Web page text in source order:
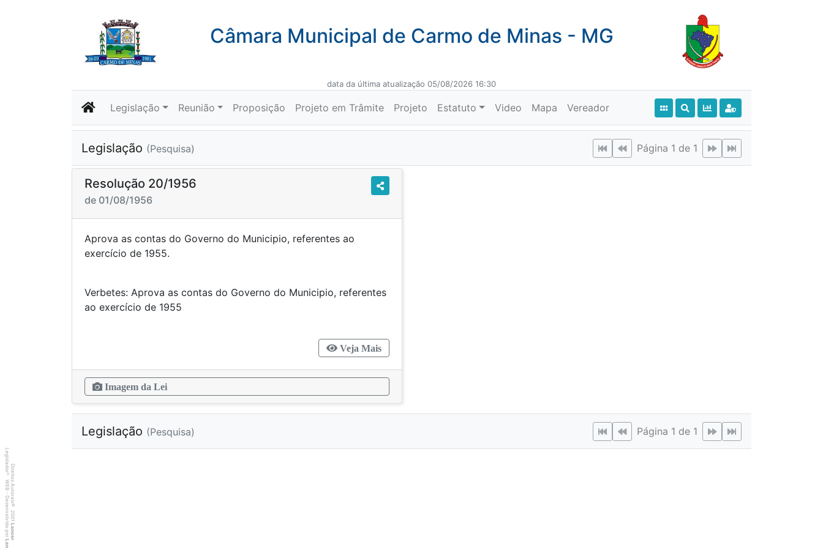
Câmara Municipal de Carmo de Minas - MG
data da última atualização 05/08/2026 16:30
Legislação Reunião Proposição Projeto em Trâmite Projeto Estatuto Video Mapa Vereador
Legislação (Pesquisa) Página 1 de 1
Resolução 20/1956
de 01/08/1956
Aprova as contas do Governo do Municipio, referentes ao
exercício de 1955.
Verbetes: Aprova as contas do Governo do Municipio, referentes
ao exercício de 1955
Veja Mais
Imagem da Lei
Legislação (Pesquisa) Página 1 de 1
Direitos Autorais
©
2001
Lancer
Legislador
®
WEB - Desenvolvido por